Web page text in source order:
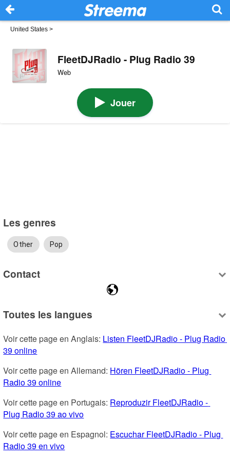
United States >
FleetDJRadio - Plug Radio 39
Web
Jouer
Les genres
Other Pop
Contact
Toutes les langues
Voir cette page en Anglais: Listen FleetDJRadio - Plug Radio
39 online
Voir cette page en Allemand: Hören FleetDJRadio - Plug
Radio 39 online
Voir cette page en Portugais: Reproduzir FleetDJRadio -
Plug Radio 39 ao vivo
Voir cette page en Espagnol: Escuchar FleetDJRadio - Plug
Radio 39 en vivo